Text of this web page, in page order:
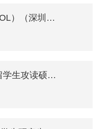
国际中文教育硕士（MTCSOL）（深圳项目）2026年留学生招生说明
北京大学法学院 关于招收留学生攻读硕士、博士学位的说明